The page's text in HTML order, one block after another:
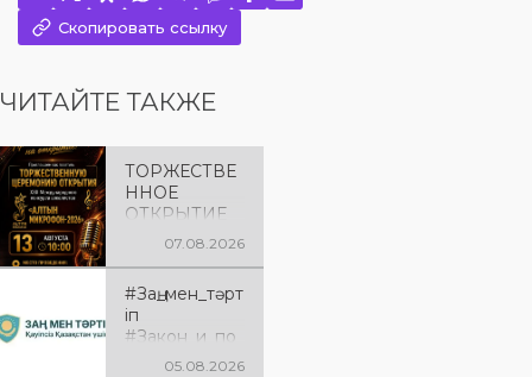
Скопировать ссылку
ЧИТАЙТЕ ТАКЖЕ
ТОРЖЕСТВЕ
ННОЕ
ОТКРЫТИЕ
«АЛТЫН
Приглашаем
вас на
торжественн
07.08.2026
#Заң_мен_тәрт
іп
#Закон_и_по
рядок05.08.2026